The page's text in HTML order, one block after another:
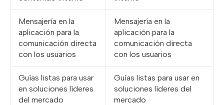
Mensajería en la
aplicación para la
comunicación directa
con los usuarios
Mensajería en la
aplicación para la
comunicación directa
con los usuarios
Guías listas para usar
en soluciones líderes
del mercado
Guías listas para usar en
soluciones líderes del
mercado